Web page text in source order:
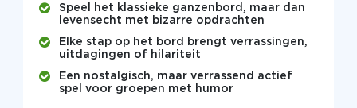
Speel het klassieke ganzenbord, maar dan
levensecht met bizarre opdrachten
Elke stap op het bord brengt verrassingen,
uitdagingen of hilariteit
Een nostalgisch, maar verrassend actief
spel voor groepen met humor